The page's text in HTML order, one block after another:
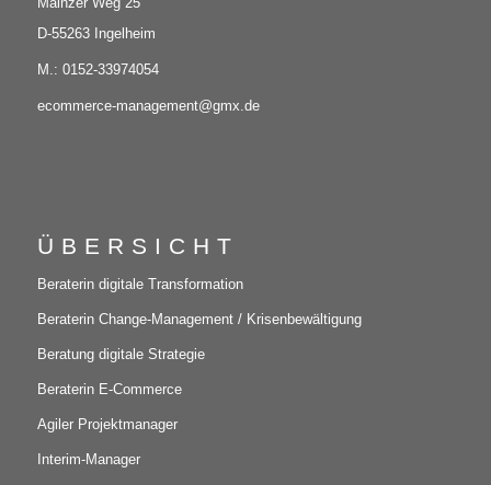
D-55263 Ingelheim
M.: 0152-33974054
ecommerce-management@gmx.de
ÜBERSICHT
Beraterin digitale Transformation
Beraterin Change-Management / Krisenbewältigung
Beratung digitale Strategie
Beraterin E-Commerce
Agiler Projektmanager
Interim-Manager